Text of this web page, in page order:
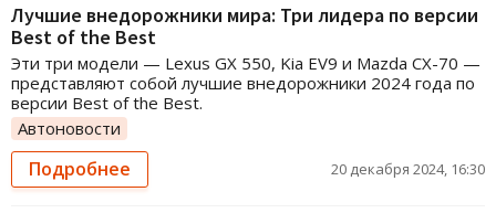
Лучшие внедорожники мира: Три лидера по версии
Best of the Best
Эти три модели — Lexus GX 550, Kia EV9 и Mazda CX-70 —
представляют собой лучшие внедорожники 2024 года по
версии Best of the Best.
Автоновости
Подробнее 20 декабря 2024, 16:30